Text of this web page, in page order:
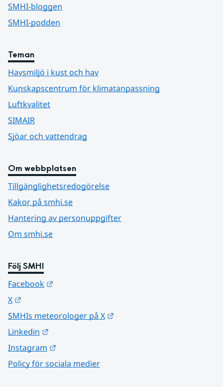
SMHI-bloggen
SMHI-podden
Teman
Havsmiljö i kust och hav
Kunskapscentrum för klimatanpassning
Luftkvalitet
SIMAIR
Sjöar och vattendrag
Om webbplatsen
Tillgänglighetsredogörelse
Kakor på smhi.se
Hantering av personuppgifter
Om smhi.se
Följ SMHI
Facebook
X
SMHIs meteorologer på X
Linkedin
Instagram
Policy för sociala medier